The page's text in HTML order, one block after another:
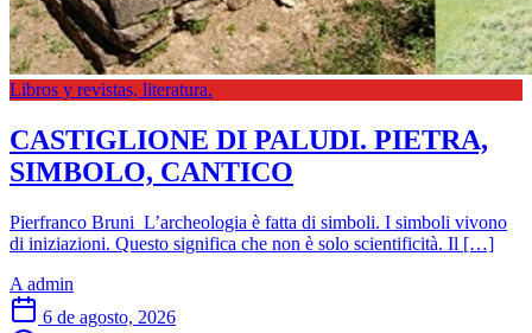
Libros y revistas, literatura.
CASTIGLIONE DI PALUDI. PIETRA,
SIMBOLO, CANTICO
Pierfranco Bruni L’archeologia è fatta di simboli. I simboli vivono
di iniziazioni. Questo significa che non è solo scientificità. Il […]
A admin
6 de agosto, 2026